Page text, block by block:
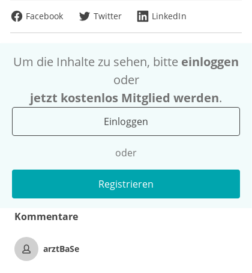
Facebook
Twitter LinkedIn
Um die Inhalte zu sehen, bitte einloggen
oder
jetzt kostenlos Mitglied werden.
Einloggen
oder
Registrieren
Kommentare
arztBaSe